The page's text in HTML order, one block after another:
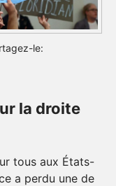
le:
la droite
tous aux États-
a perdu une de